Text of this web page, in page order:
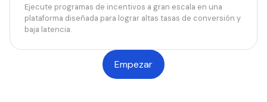
Ejecute programas de incentivos a gran escala en una
plataforma diseñada para lograr altas tasas de conversión y
baja latencia.
Empezar